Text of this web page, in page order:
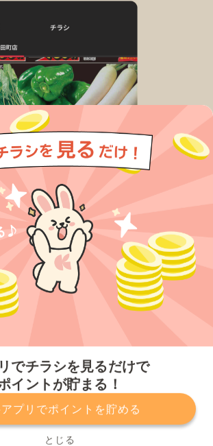
イントが貯まる！
アプリでポイントを貯める
とじる
アプリをダウンロードする
シーポリシー 利用規約
運営会社
てのお問い合わせ
チラシ掲載をお考えの方
Kurashiru, Inc. All Rights Reserved.